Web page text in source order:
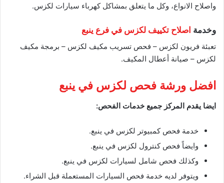
واصلاح الانواع، وكل ما يتعلق بمشاكل كهرباء سيارات لكزس.
وخدمة اصلاح تكييف لكزس في فرع ينبع
تعبئة فريون لكزس – فحص تسريب مكيف لكزس – برمجة مكيف
لكزس – صيانة أعطال المكيف.
افضل ورشة فحص لكزس في ينبع
ايضا يقدم المركز جميع خدمات الفحص:
خدمة فحص كمبيوتر لكزس في ينبع.
وايضاً فحص كنترول لكزس في ينبع.
وكذلك فحص شامل لسيارات لكزس في ينبع.
ويتوفر لديه خدمة فحص السيارات المستعملة قبل الشراء.